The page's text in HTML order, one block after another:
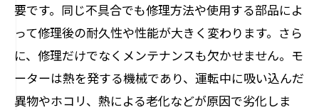
要です。同じ不具合でも修理方法や使用する部品によ
って修理後の耐久性や性能が大きく変わります。さら
に、修理だけでなくメンテナンスも欠かせません。モ
ーターは熱を発する機械であり、運転中に吸い込んだ
異物やホコリ、熱による老化などが原因で劣化しま